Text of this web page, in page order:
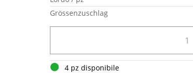
Grössenzuschlag
4 pz disponibile